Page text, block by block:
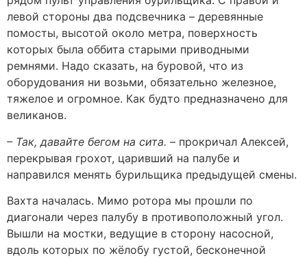
левой стороны два подсвечника – деревянные
помосты, высотой около метра, поверхность
которых была оббита старыми приводными
ремнями. Надо сказать, на буровой, что из
оборудования ни возьми, обязательно железное,
тяжелое и огромное. Как будто предназначено для
великанов.
– Так, давайте бегом на сита. – прокричал Алексей,
перекрывая грохот, царивший на палубе и
направился менять бурильщика предыдущей смены.
Вахта началась. Мимо ротора мы прошли по
диагонали через палубу в противоположный угол.
Вышли на мостки, ведущие в сторону насосной,
вдоль которых по жёлобу густой, бесконечной